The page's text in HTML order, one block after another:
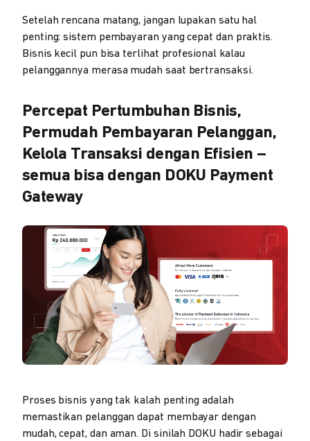
Setelah rencana matang, jangan lupakan satu hal
penting: sistem pembayaran yang cepat dan praktis.
Bisnis kecil pun bisa terlihat profesional kalau
pelanggannya merasa mudah saat bertransaksi.
Percepat Pertumbuhan Bisnis,
Permudah Pembayaran Pelanggan,
Kelola Transaksi dengan Efisien –
semua bisa dengan DOKU Payment
Gateway
Proses bisnis yang tak kalah penting adalah
memastikan pelanggan dapat membayar dengan
mudah, cepat, dan aman. Di sinilah DOKU hadir sebagai